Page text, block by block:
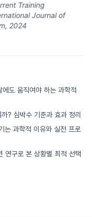
Training
Journal of
2024
도 움직여야 하는 과학적
? 심박수 기준과 효과 정리
는 과학적 이유와 실전 프로
구로 본 상황별 최적 선택